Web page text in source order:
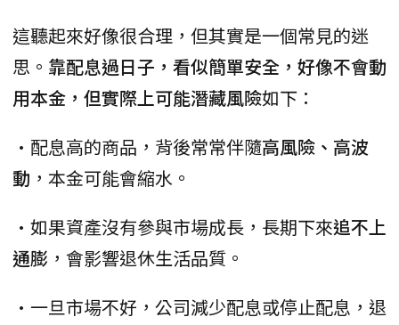
這聽起來好像很合理，但其實是一個常見的迷
思。 靠配息過日子，看似簡單安全，好像不會動
用本金，但實際上可能潛藏風險如下：
•配息高的商品，背後常常伴隨高風險、高波
動 ，本金可能會縮水。
•如果資產沒有參與市場成長，長期下來追不上
通膨 ，會影響退休生活品質。
•一旦市場不好，公司減少配息或停止配息，退